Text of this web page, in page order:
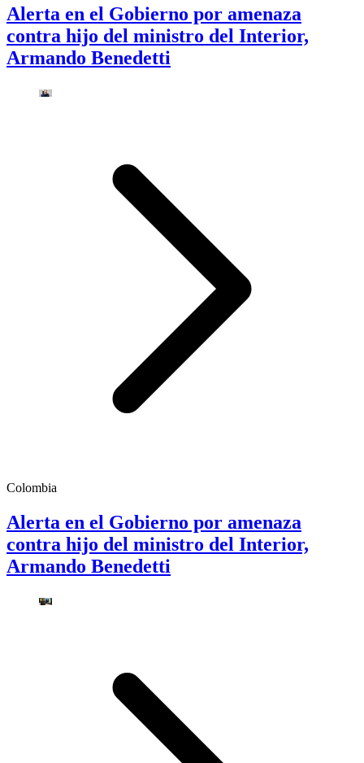
Alerta en el Gobierno por amenaza
contra hijo del ministro del Interior,
Armando Benedetti
Colombia
Alerta en el Gobierno por amenaza
contra hijo del ministro del Interior,
Armando Benedetti